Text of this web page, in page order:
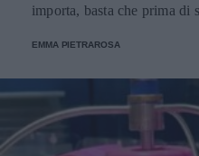
importa, basta che prima di
EMMA PIETRAROSA